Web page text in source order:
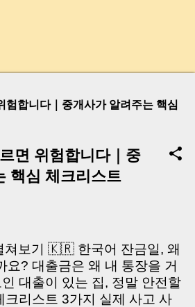
험합니다｜중개사가 알려주는 핵심
면 위험합니다｜중
핵심 체크리스트
쳐보기 🇰🇷 한국어 잔금일, 왜
요? 대출금은 왜 내 통장을 거
대출이 있는 집, 정말 안전할
크리스트 3가지 실제 사고 사